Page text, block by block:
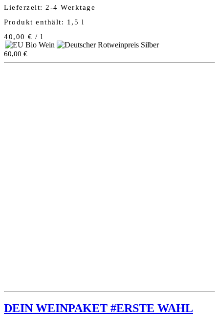
Lieferzeit: 2-4 Werktage
Produkt enthält: 1,5 l
40,00 € / l
60,00 €
DEIN WEINPAKET #ERSTE WAHL